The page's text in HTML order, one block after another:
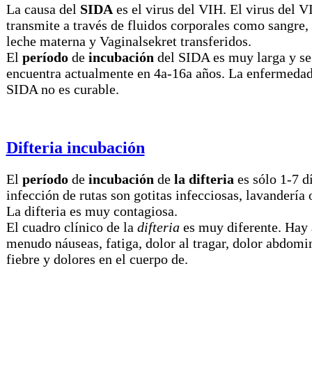
La causa del SIDAes el virus del VIH. El virus del
transmite a través de fluidos corporales como sangre,
leche materna y Vaginalsekret transferidos.
El períodode incubación del SIDA es muy larga y se
encuentra actualmente en 4a-16a años. La
SIDA no es curable.
Difteria incubación
El períodode incubación de la difteria es sólo 1-7
infección de rutas son gotitas infecciosas, lavandería
La difteria es muy contagiosa.
El cuadro clínico de la difteriaes muy diferente. Hay
menudo náuseas, fatiga, dolor al tragar, dolor
fiebre y dolores en el cuerpo de.